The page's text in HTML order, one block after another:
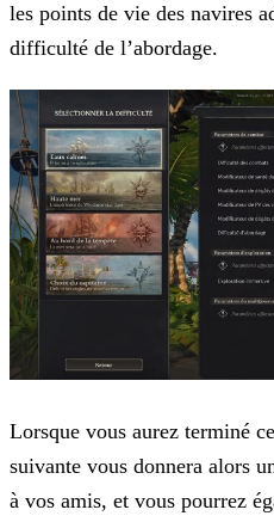
les points de vie des navires
difficulté de l’abordage.
Lorsque vous aurez terminé
suivante vous donnera alors
à vos amis, et vous pourrez